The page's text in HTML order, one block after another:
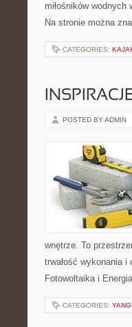
miłośników
Na stronie można
CATEGORIES:
POSTED BY ADMIN
wnętrze. To
trwałość wykonania
Fotowoltaika i
CATEGORIES: